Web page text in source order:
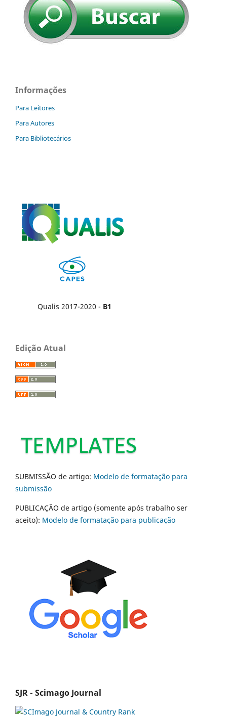
Informações
Para Leitores
Para Autores
Para Bibliotecários
Qualis 2017-2020 - B1
Edição Atual
SUBMISSÃO de artigo: Modelo de formatação para
submissão
PUBLICAÇÃO de artigo (somente após trabalho ser
aceito): Modelo de formatação para publicação
SJR - Scimago Journal